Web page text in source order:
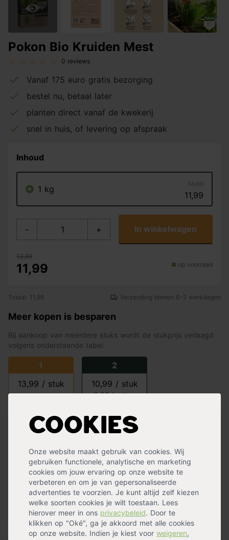
Cookies
Onze website maakt gebruik van cookies. Wij
gebruiken functionele, analytische en marketing
cookies om jouw ervaring op onze website te
verbeteren en om je van gepersonaliseerde
advertenties te voorzien. Je kunt altijd zelf kiezen
welke soorten cookies je wilt toestaan. Lees
hierover meer in ons privacybeleid. Door te
klikken op "Oké", ga je akkoord met alle cookies
op onze website. Indien je kiest voor weigeren,
Pokon Bio Kruiden Mest
0 reviews
Vanaf 175 euro gratis bezorging
bestel nu, betaal later
planten direct vanaf de kwekerij
snel in huis, of levering op afspraak
Inhoud
1 kg
13,99
11,99
- + In winkelwagen
13,99
11,99 op voorraad
Totaal: 11,99 Verzending binnen 0-2 werkdagen
Meer kopen is besparen
Bij aankoop van meerdere stuks wordt de stukprijs verlaagd
volgens onderstaande tabel.
1
13,99 / stuk
-
2
10,99 / stuk
3,00 korting
Plus- en minpunten
100% biologisch
Gemakkelijk in gebruik
Geeft geen risico op verbranding
Smaakvolle kruiden
Bevat voeding voor ca. 120 dagen
Alleen geschikt voor lavendel en kruiden